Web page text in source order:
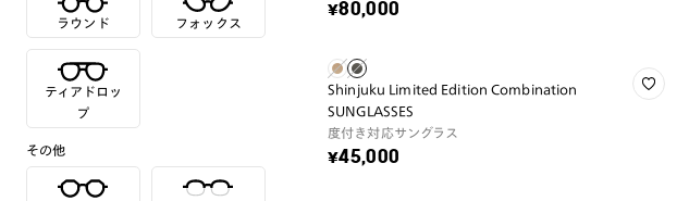
ラウンド フォックス
ティアドロッ
プ
その他
¥80,000
Shinjuku Limited Edition Combination
SUNGLASSES
度付き対応サングラス
¥45,000